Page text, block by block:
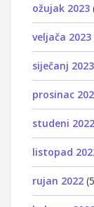
ožujak 2023
veljača 2023
siječanj 2023
prosinac
studeni 2022
listopad
rujan 2022